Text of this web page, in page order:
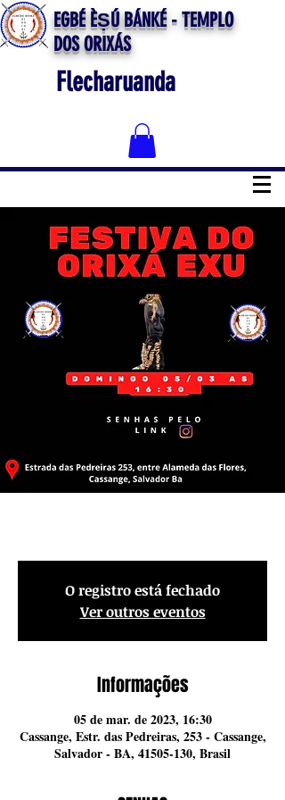
EGBÉ ÈṢÚ BÁNKÉ - TEMPLO
DOS ORIXÁS
Flecharuanda
O registro está fechado
Ver outros eventos
Informações
05 de mar. de 2023, 16:30
Cassange, Estr. das Pedreiras, 253 - Cassange,
Salvador - BA, 41505-130, Brasil